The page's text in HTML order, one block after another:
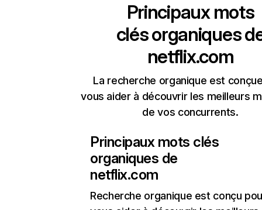
Principaux mots
clés organiques
netflix.com
La recherche organique est
vous aider à découvrir les meilleurs
de vos concurrents.
Principaux mots clés
organiques de
netflix.com
Recherche organique est conçu